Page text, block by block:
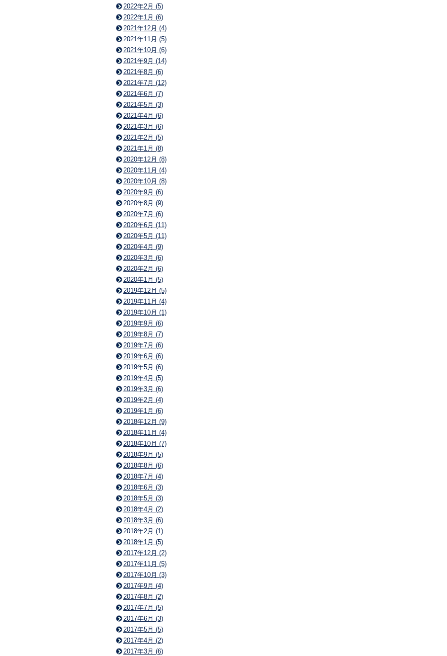
2022年2月 (5)
2022年1月 (6)
2021年12月 (4)
2021年11月 (5)
2021年10月 (6)
2021年9月 (14)
2021年8月 (6)
2021年7月 (12)
2021年6月 (7)
2021年5月 (3)
2021年4月 (6)
2021年3月 (6)
2021年2月 (5)
2021年1月 (8)
2020年12月 (8)
2020年11月 (4)
2020年10月 (8)
2020年9月 (6)
2020年8月 (9)
2020年7月 (6)
2020年6月 (11)
2020年5月 (11)
2020年4月 (9)
2020年3月 (6)
2020年2月 (6)
2020年1月 (5)
2019年12月 (5)
2019年11月 (4)
2019年10月 (1)
2019年9月 (6)
2019年8月 (7)
2019年7月 (6)
2019年6月 (6)
2019年5月 (6)
2019年4月 (5)
2019年3月 (6)
2019年2月 (4)
2019年1月 (6)
2018年12月 (9)
2018年11月 (4)
2018年10月 (7)
2018年9月 (5)
2018年8月 (6)
2018年7月 (4)
2018年6月 (3)
2018年5月 (3)
2018年4月 (2)
2018年3月 (6)
2018年2月 (1)
2018年1月 (5)
2017年12月 (2)
2017年11月 (5)
2017年10月 (3)
2017年9月 (4)
2017年8月 (2)
2017年7月 (5)
2017年6月 (3)
2017年5月 (5)
2017年4月 (2)
2017年3月 (6)